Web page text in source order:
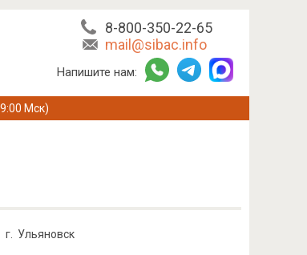
8-800-350-22-65
mail@sibac.info
Напишите нам:
Мск)
г. Ульяновск